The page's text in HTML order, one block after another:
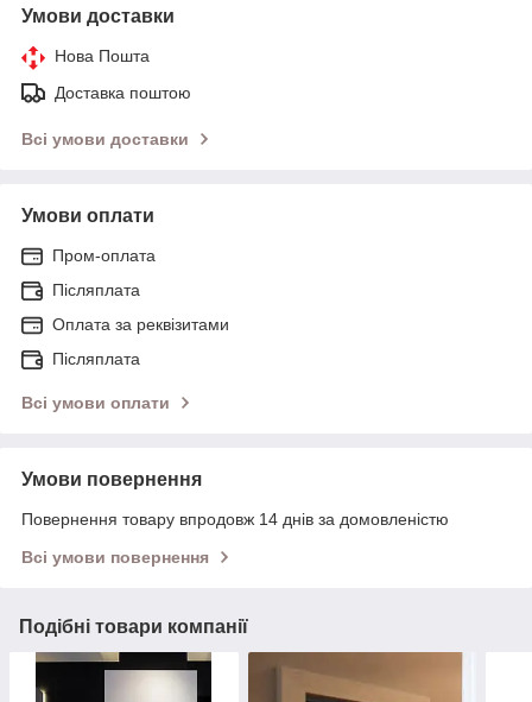
Умови доставки
Нова Пошта
Доставка поштою
Всі умови доставки
Умови оплати
Пром-оплата
Післяплата
Оплата за реквізитами
Післяплата
Всі умови оплати
Умови повернення
Повернення товару впродовж 14 днів за домовленістю
Всі умови повернення
Подібні товари компанії